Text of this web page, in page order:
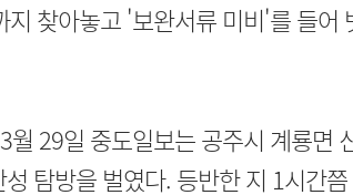
찾아놓고 '보완서류 미비'를 들어
29일 중도일보는 공주시 계룡면
탐방을 벌였다. 등반한 지 1시간